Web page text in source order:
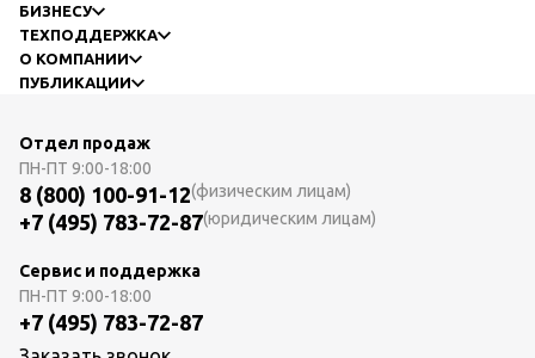
БИЗНЕСУ
ТЕХПОДДЕРЖКА
О КОМПАНИИ
ПУБЛИКАЦИИ
Отдел продаж
ПН-ПТ 9:00-18:00
8 (800) 100-91-12(физическим лицам)
+7 (495) 783-72-87(юридическим лицам)
Сервис и поддержка
ПН-ПТ 9:00-18:00
+7 (495) 783-72-87